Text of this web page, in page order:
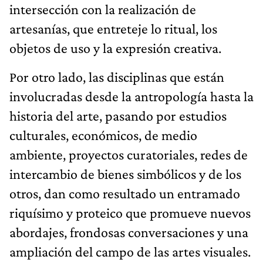
intersección con la realización de
artesanías, que entreteje lo ritual, los
objetos de uso y la expresión creativa.
Por otro lado, las disciplinas que están
involucradas desde la antropología hasta la
historia del arte, pasando por estudios
culturales, económicos, de medio
ambiente, proyectos curatoriales, redes de
intercambio de bienes simbólicos y de los
otros, dan como resultado un entramado
riquísimo y proteico que promueve nuevos
abordajes, frondosas conversaciones y una
ampliación del campo de las artes visuales.